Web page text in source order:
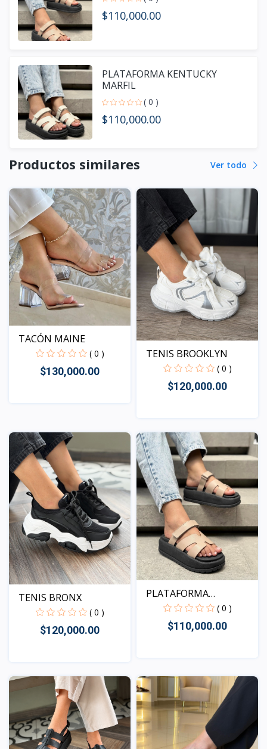
$110,000.00
PLATAFORMA KENTUCKY
MARFIL
( 0 )
$110,000.00
Productos similares Ver todo
TACÓN MAINE
( 0 )
$130,000.00
TENIS BROOKLYN
( 0 )
$120,000.00
Vista
TENIS BRONX
( 0 )
$120,000.00
Vista
PLATAFORMA
KENTUCKY BEI...( 0 )
$110,000.00